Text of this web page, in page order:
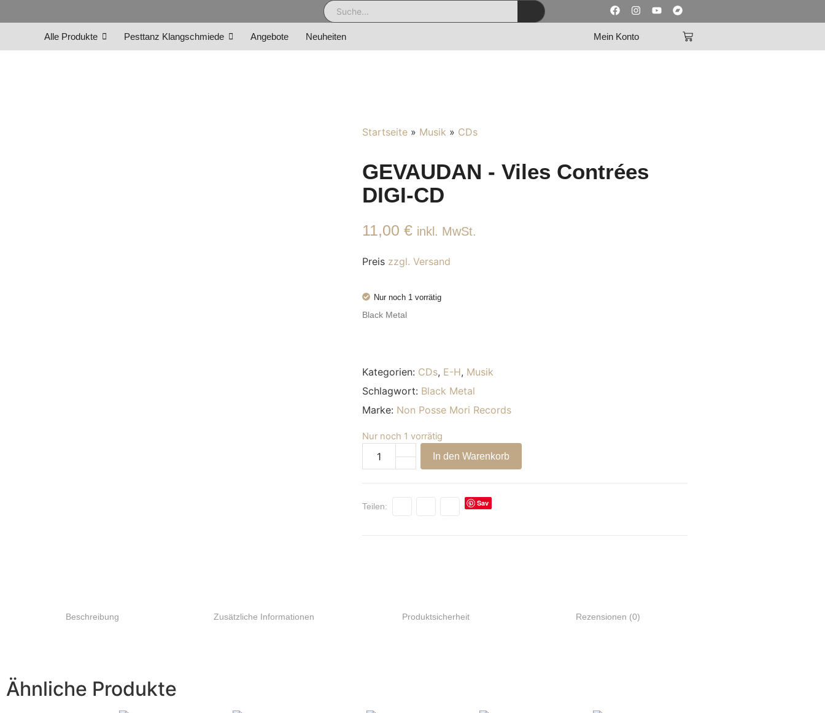
Alle Produkte Pesttanz Klangschmiede Angebote Neuheiten Mein Konto
Startseite » Musik » CDs
GEVAUDAN - Viles Contrées
DIGI-CD
11,00 € inkl. MwSt.
Preis zzgl. Versand
Nur noch 1 vorrätig
Black Metal
Kategorien: CDs, E-H, Musik
Schlagwort: Black Metal
Marke: Non Posse Mori Records
Nur noch 1 vorrätig
In den Warenkorb
Alternative:
Teilen:
Sav
Beschreibung Zusätzliche Informationen Produktsicherheit Rezensionen (0)
Ähnliche Produkte